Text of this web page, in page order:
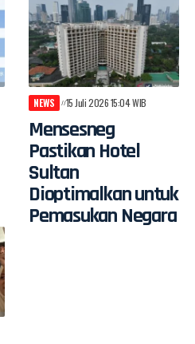
NEWS 15 Juli 2026 15:04 WIB
Mensesneg
Pastikan Hotel
Sultan
Dioptimalkan untuk
Pemasukan Negara